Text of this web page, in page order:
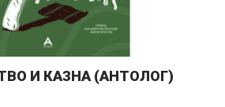
И КАЗНА (АНТОЛОГ)